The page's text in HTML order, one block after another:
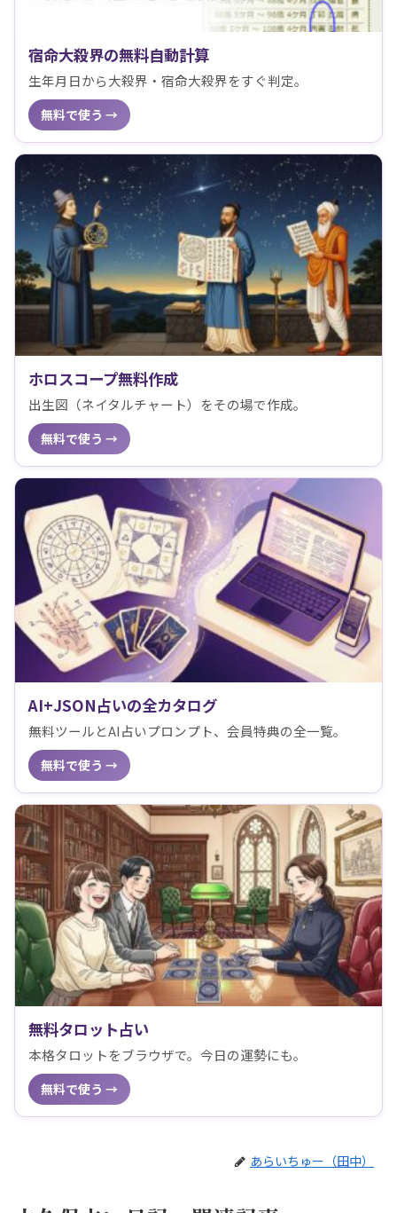
宿命大殺界の無料自動計算
生年月日から大殺界・宿命大殺界をすぐ判定。
無料で使う →
ホロスコープ無料作成
出生図（ネイタルチャート）をその場で作成。
無料で使う →
AI+JSON占いの全カタログ
無料ツールとAI占いプロンプト、会員特典の全一覧。
無料で使う →
無料タロット占い
本格タロットをブラウザで。今日の運勢にも。
無料で使う →
あらいちゅー（田中）